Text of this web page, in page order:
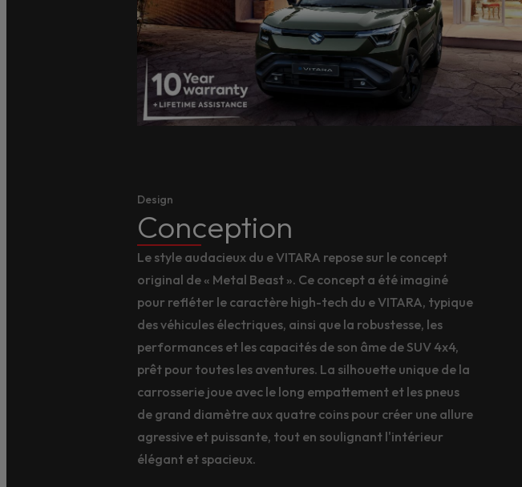
Design
Conception
Le style audacieux du e VITARA repose sur le concept
original de « Metal Beast ». Ce concept a été imaginé
pour refléter le caractère high-tech du e VITARA, typique
des véhicules électriques, ainsi que la robustesse, les
performances et les capacités de son âme de SUV 4x4,
prêt pour toutes les aventures. La silhouette unique de la
carrosserie joue avec le long empattement et les pneus
de grand diamètre aux quatre coins pour créer une allure
agressive et puissante, tout en soulignant l'intérieur
élégant et spacieux.